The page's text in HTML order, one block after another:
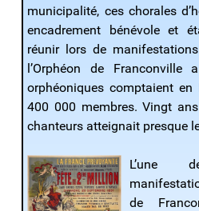
municipalité, ces chorales
encadrement bénévole et
réunir lors de
l’Orphéon de Franconville
orphéoniques comptaient
400 000 membres. Vingt
chanteurs atteignait presque
L’une
de